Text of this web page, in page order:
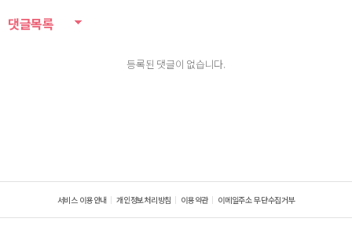
댓글목록
등록된 댓글이 없습니다.
서비스 이용안내 개인정보처리방침 이용약관 이메일주소 무단수집거부